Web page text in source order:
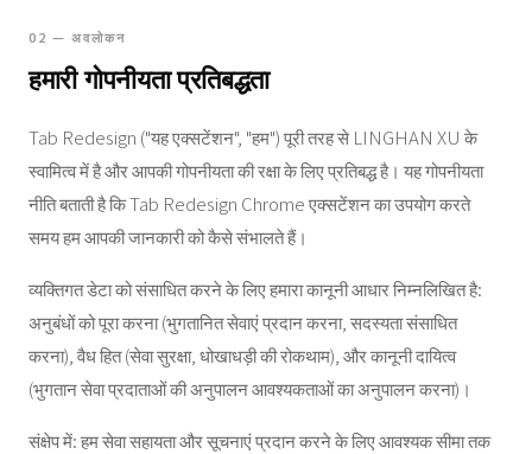
02 — अवलोकन
हमारी गोपनीयता प्रतिबद्धता
Tab Redesign ("यह एक्सटेंशन", "हम") पूरी तरह से LINGHAN XU के
स्वामित्व में है और आपकी गोपनीयता की रक्षा के लिए प्रतिबद्ध है। यह गोपनीयता
नीति बताती है कि Tab Redesign Chrome एक्सटेंशन का उपयोग करते
समय हम आपकी जानकारी को कैसे संभालते हैं।
व्यक्तिगत डेटा को संसाधित करने के लिए हमारा कानूनी आधार निम्नलिखित है:
अनुबंधों को पूरा करना (भुगतानित सेवाएं प्रदान करना, सदस्यता संसाधित
करना), वैध हित (सेवा सुरक्षा, धोखाधड़ी की रोकथाम), और कानूनी दायित्व
(भुगतान सेवा प्रदाताओं की अनुपालन आवश्यकताओं का अनुपालन करना)।
संक्षेप में: हम सेवा सहायता और सूचनाएं प्रदान करने के लिए आवश्यक सीमा तक